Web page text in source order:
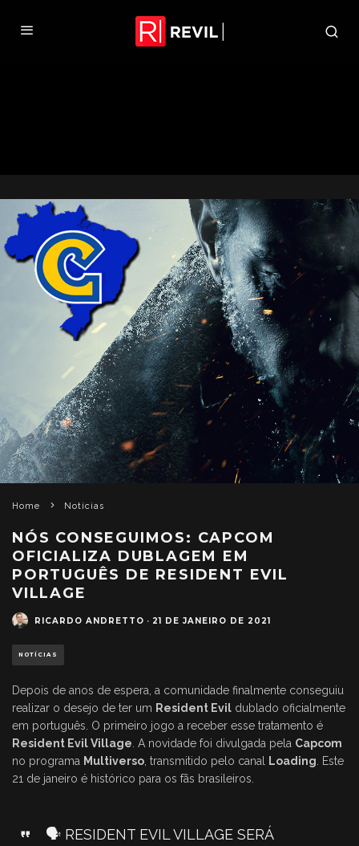
Home Notícias
NÓS CONSEGUIMOS: CAPCOM
OFICIALIZA DUBLAGEM EM
PORTUGUÊS DE RESIDENT EVIL
VILLAGE
RICARDO ANDRETTO · 21 DE JANEIRO DE 2021
NOTÍCIAS
Depois de anos de espera, a comunidade finalmente conseguiu
realizar o desejo de ter um Resident Evil dublado oficialmente
em português. O primeiro jogo a receber esse tratamento é
Resident Evil Village . A novidade foi divulgada pela Capcom
no programa Multiverso , transmitido pelo canal Loading . Este
21 de janeiro é histórico para os fãs brasileiros.
🗣 RESIDENT EVIL VILLAGE SERÁ